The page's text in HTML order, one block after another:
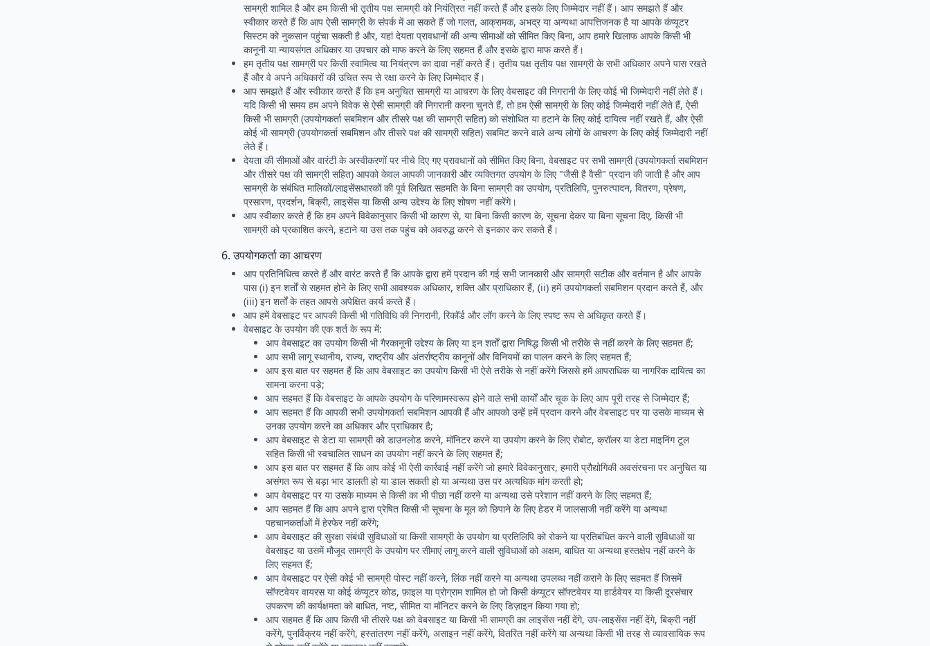
सामग्री शामिल है और हम किसी भी तृतीय पक्ष सामग्री को नियंत्रित नहीं करते हैं और इसके लिए जिम्मेदार नहीं हैं। आप समझते हैं और
स्वीकार करते हैं कि आप ऐसी सामग्री के संपर्क में आ सकते हैं जो गलत, आक्रामक, अभद्र या अन्यथा आपत्तिजनक है या आपके कंप्यूटर
सिस्टम को नुकसान पहुंचा सकती है और, यहां देयता प्रावधानों की अन्य सीमाओं को सीमित किए बिना, आप हमारे खिलाफ आपके किसी भी
कानूनी या न्यायसंगत अधिकार या उपचार को माफ करने के लिए सहमत हैं और इसके द्वारा माफ करते हैं।
हम तृतीय पक्ष सामग्री पर किसी स्वामित्व या नियंत्रण का दावा नहीं करते हैं। तृतीय पक्ष तृतीय पक्ष सामग्री के सभी अधिकार अपने पास रखते
हैं और वे अपने अधिकारों की उचित रूप से रक्षा करने के लिए जिम्मेदार हैं।
आप समझते हैं और स्वीकार करते हैं कि हम अनुचित सामग्री या आचरण के लिए वेबसाइट की निगरानी के लिए कोई भी जिम्मेदारी नहीं लेते हैं।
यदि किसी भी समय हम अपने विवेक से ऐसी सामग्री की निगरानी करना चुनते हैं, तो हम ऐसी सामग्री के लिए कोई जिम्मेदारी नहीं लेते हैं, ऐसी
किसी भी सामग्री (उपयोगकर्ता सबमिशन और तीसरे पक्ष की सामग्री सहित) को संशोधित या हटाने के लिए कोई दायित्व नहीं रखते हैं, और ऐसी
कोई भी सामग्री (उपयोगकर्ता सबमिशन और तीसरे पक्ष की सामग्री सहित) सबमिट करने वाले अन्य लोगों के आचरण के लिए कोई जिम्मेदारी नहीं
लेते हैं।
देयता की सीमाओं और वारंटी के अस्वीकरणों पर नीचे दिए गए प्रावधानों को सीमित किए बिना, वेबसाइट पर सभी सामग्री (उपयोगकर्ता सबमिशन
और तीसरे पक्ष की सामग्री सहित) आपको केवल आपकी जानकारी और व्यक्तिगत उपयोग के लिए "जैसी है वैसी" प्रदान की जाती है और आप
सामग्री के संबंधित मालिकों/लाइसेंसधारकों की पूर्व लिखित सहमति के बिना सामग्री का उपयोग, प्रतिलिपि, पुनरुत्पादन, वितरण, प्रेषण,
प्रसारण, प्रदर्शन, बिक्री, लाइसेंस या किसी अन्य उद्देश्य के लिए शोषण नहीं करेंगे।
आप स्वीकार करते हैं कि हम अपने विवेकानुसार किसी भी कारण से, या बिना किसी कारण के, सूचना देकर या बिना सूचना दिए, किसी भी
सामग्री को प्रकाशित करने, हटाने या उस तक पहुंच को अवरुद्ध करने से इनकार कर सकते हैं।
6. उपयोगकर्ता का आचरण
आप प्रतिनिधित्व करते हैं और वारंट करते हैं कि आपके द्वारा हमें प्रदान की गई सभी जानकारी और सामग्री सटीक और वर्तमान है और आपके
पास (i) इन शर्तों से सहमत होने के लिए सभी आवश्यक अधिकार, शक्ति और प्राधिकार हैं, (ii) हमें उपयोगकर्ता सबमिशन प्रदान करते हैं, और
(iii) इन शर्तों के तहत आपसे अपेक्षित कार्य करते हैं।
आप हमें वेबसाइट पर आपकी किसी भी गतिविधि की निगरानी, ​​रिकॉर्ड और लॉग करने के लिए स्पष्ट रूप से अधिकृत करते हैं।
वेबसाइट के उपयोग की एक शर्त के रूप में:
आप वेबसाइट का उपयोग किसी भी गैरकानूनी उद्देश्य के लिए या इन शर्तों द्वारा निषिद्ध किसी भी तरीके से नहीं करने के लिए सहमत हैं;
आप सभी लागू स्थानीय, राज्य, राष्ट्रीय और अंतर्राष्ट्रीय कानूनों और विनियमों का पालन करने के लिए सहमत हैं;
आप इस बात पर सहमत हैं कि आप वेबसाइट का उपयोग किसी भी ऐसे तरीके से नहीं करेंगे जिससे हमें आपराधिक या नागरिक दायित्व का
सामना करना पड़े;
आप सहमत हैं कि वेबसाइट के आपके उपयोग के परिणामस्वरूप होने वाले सभी कार्यों और चूक के लिए आप पूरी तरह से जिम्मेदार हैं;
आप सहमत हैं कि आपकी सभी उपयोगकर्ता सबमिशन आपकी हैं और आपको उन्हें हमें प्रदान करने और वेबसाइट पर या उसके माध्यम से
उनका उपयोग करने का अधिकार और प्राधिकार है;
आप वेबसाइट से डेटा या सामग्री को डाउनलोड करने, मॉनिटर करने या उपयोग करने के लिए रोबोट, क्रॉलर या डेटा माइनिंग टूल
सहित किसी भी स्वचालित साधन का उपयोग नहीं करने के लिए सहमत हैं;
आप इस बात पर सहमत हैं कि आप कोई भी ऐसी कार्रवाई नहीं करेंगे जो हमारे विवेकानुसार, हमारी प्रौद्योगिकी अवसंरचना पर अनुचित या
असंगत रूप से बड़ा भार डालती हो या डाल सकती हो या अन्यथा उस पर अत्यधिक मांग करती हो;
आप वेबसाइट पर या उसके माध्यम से किसी का भी पीछा नहीं करने या अन्यथा उसे परेशान नहीं करने के लिए सहमत हैं;
आप सहमत हैं कि आप अपने द्वारा प्रेषित किसी भी सूचना के मूल को छिपाने के लिए हेडर में जालसाजी नहीं करेंगे या अन्यथा
पहचानकर्ताओं में हेरफेर नहीं करेंगे;
आप वेबसाइट की सुरक्षा संबंधी सुविधाओं या किसी सामग्री के उपयोग या प्रतिलिपि को रोकने या प्रतिबंधित करने वाली सुविधाओं या
वेबसाइट या उसमें मौजूद सामग्री के उपयोग पर सीमाएं लागू करने वाली सुविधाओं को अक्षम, बाधित या अन्यथा हस्तक्षेप नहीं करने के
लिए सहमत हैं;
आप वेबसाइट पर ऐसी कोई भी सामग्री पोस्ट नहीं करने, लिंक नहीं करने या अन्यथा उपलब्ध नहीं कराने के लिए सहमत हैं जिसमें
सॉफ्टवेयर वायरस या कोई कंप्यूटर कोड, फ़ाइल या प्रोग्राम शामिल हो जो किसी कंप्यूटर सॉफ्टवेयर या हार्डवेयर या किसी दूरसंचार
उपकरण की कार्यक्षमता को बाधित, नष्ट, सीमित या मॉनिटर करने के लिए डिज़ाइन किया गया हो;
आप सहमत हैं कि आप किसी भी तीसरे पक्ष को वेबसाइट या किसी भी सामग्री का लाइसेंस नहीं देंगे, उप-लाइसेंस नहीं देंगे, बिक्री नहीं
करेंगे, पुनर्विक्रय नहीं करेंगे, हस्तांतरण नहीं करेंगे, असाइन नहीं करेंगे, वितरित नहीं करेंगे या अन्यथा किसी भी तरह से व्यावसायिक रूप